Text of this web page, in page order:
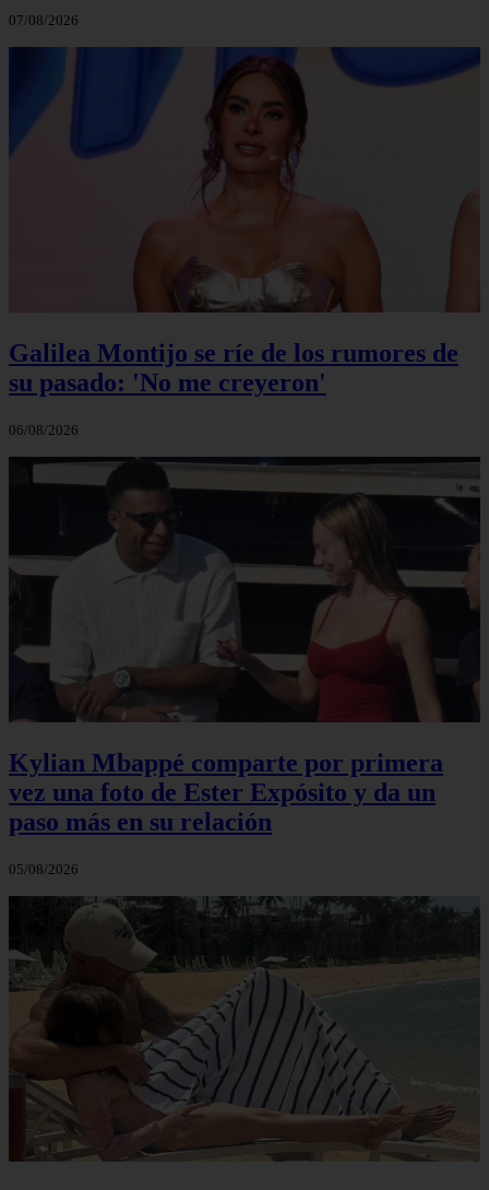
07/08/2026
Galilea Montijo se ríe de los rumores de
su pasado: 'No me creyeron'
06/08/2026
Kylian Mbappé comparte por primera
vez una foto de Ester Expósito y da un
paso más en su relación
05/08/2026